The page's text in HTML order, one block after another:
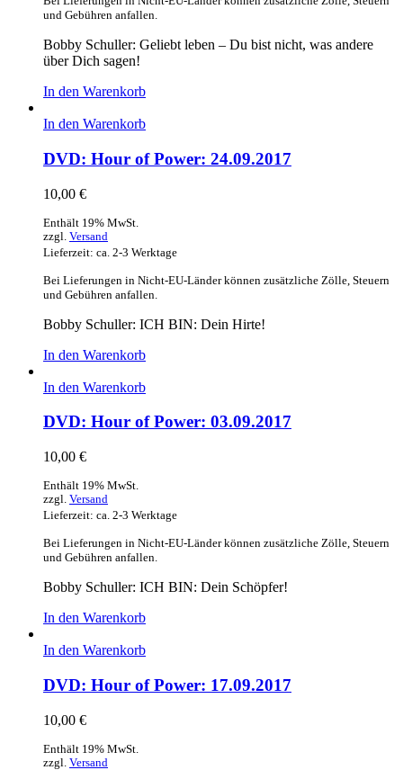
und Gebühren anfallen.
Bobby Schuller: Geliebt leben – Du bist nicht, was andere
über Dich sagen!
In den Warenkorb
In den Warenkorb
DVD: Hour of Power: 24.09.2017
10,00 €
Enthält 19% MwSt.
zzgl. Versand
Lieferzeit: ca. 2-3 Werktage
Bei Lieferungen in Nicht-EU-Länder können zusätzliche Zölle, Steuern
und Gebühren anfallen.
Bobby Schuller: ICH BIN: Dein Hirte!
In den Warenkorb
In den Warenkorb
DVD: Hour of Power: 03.09.2017
10,00 €
Enthält 19% MwSt.
zzgl. Versand
Lieferzeit: ca. 2-3 Werktage
Bei Lieferungen in Nicht-EU-Länder können zusätzliche Zölle, Steuern
und Gebühren anfallen.
Bobby Schuller: ICH BIN: Dein Schöpfer!
In den Warenkorb
In den Warenkorb
DVD: Hour of Power: 17.09.2017
10,00 €
Enthält 19% MwSt.
zzgl. Versand